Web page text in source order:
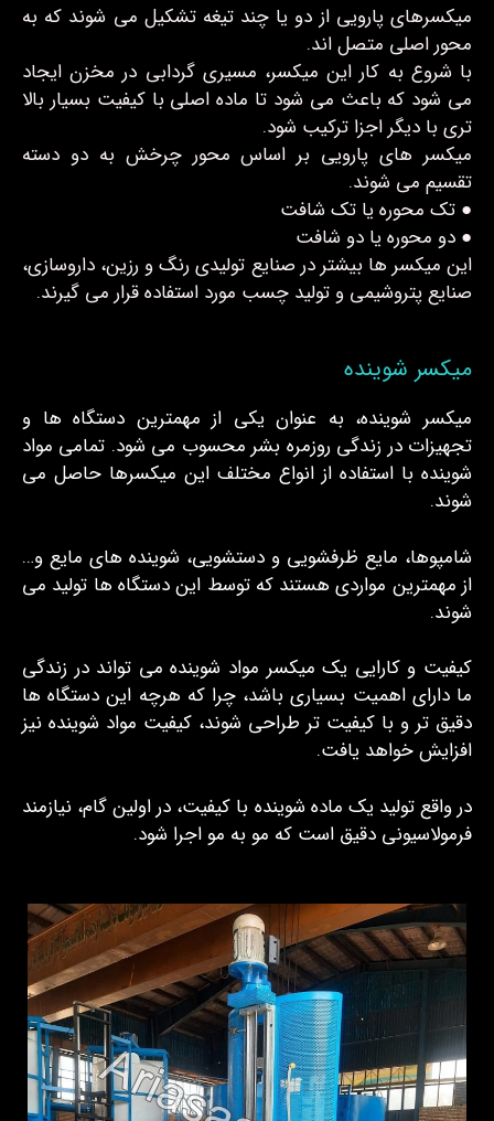
میکسرهای پارویی از دو یا چند تیغه تشکیل می شوند که به
محور اصلی متصل اند.
با شروع به کار این میکسر، مسیری گردابی در مخزن ایجاد
می شود که باعث می شود تا ماده اصلی با کیفیت بسیار بالا
تری با دیگر اجزا ترکیب شود.
میکسر های پارویی بر اساس محور چرخش به دو دسته
تقسیم می شوند.
● تک محوره یا تک شافت
● دو محوره یا دو شافت
این میکسر ها بیشتر در صنایع تولیدی رنگ و رزین، داروسازی،
صنایع پتروشیمی و تولید چسب مورد استفاده قرار می گیرند.
میکسر شوینده
میکسر شوینده، به عنوان یکی از مهمترین دستگاه ها و
تجهیزات در زندگی روزمره بشر محسوب می شود. تمامی مواد
شوینده با استفاده از انواع مختلف این میکسرها حاصل می
شوند.
شامپوها، مایع ظرفشویی و دستشویی، شوینده های مایع و…
از مهمترین مواردی هستند که توسط این دستگاه ها تولید می
شوند.
کیفیت و کارایی یک میکسر مواد شوینده می تواند در زندگی
ما دارای اهمیت بسیاری باشد، چرا که هرچه این دستگاه ها
دقیق تر و با کیفیت تر طراحی شوند، کیفیت مواد شوینده نیز
افزایش خواهد یافت.
در واقع تولید یک ماده شوینده با کیفیت، در اولین گام، نیازمند
فرمولاسیونی دقیق است که مو به مو اجرا شود.